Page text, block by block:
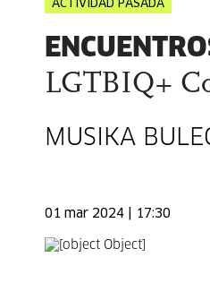
ACTIVIDAD PASADA
LGTBIQ+
MUSIKA
01 mar 2024 | 17:30